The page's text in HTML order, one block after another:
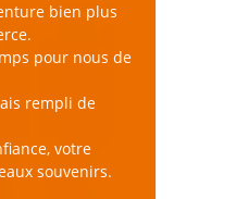
bien plus
pour nous de
rempli de
votre
souvenirs.